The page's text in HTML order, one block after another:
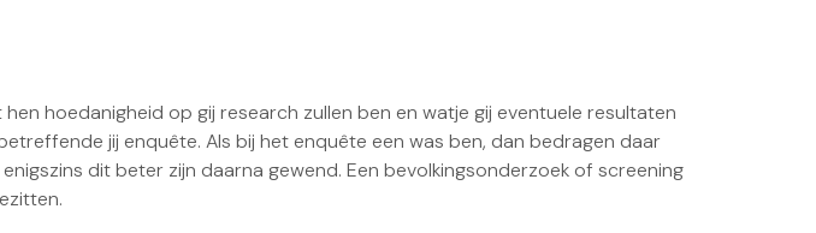
hoedanigheid op gij research zullen ben en watje gij eventuele resultaten
jij enquête. Als bij het enquête een was ben, dan bedragen daar
dit beter zijn daarna gewend. Een bevolkingsonderzoek of screening